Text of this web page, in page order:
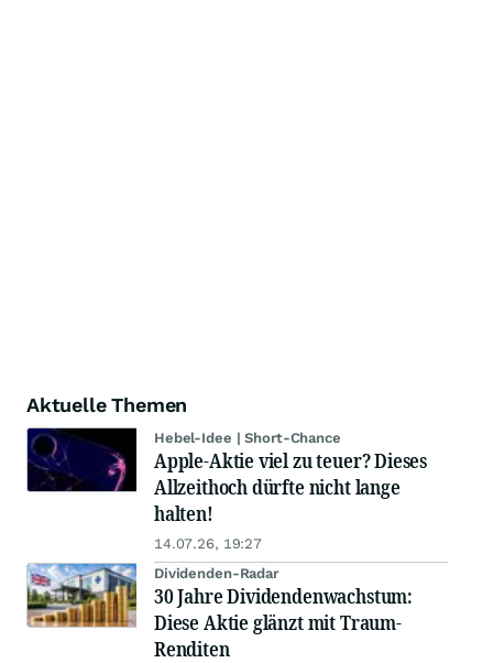
Aktuelle Themen
Hebel-Idee | Short-Chance
Apple-Aktie viel zu teuer? Dieses
Allzeithoch dürfte nicht lange
halten!
14.07.26, 19:27
Dividenden-Radar
30 Jahre Dividendenwachstum:
Diese Aktie glänzt mit Traum-
Renditen